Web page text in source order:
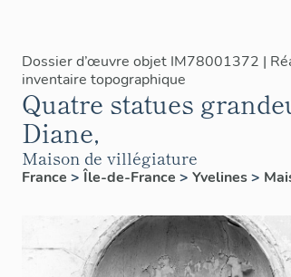
Dossier d’œuvre objet IM78001372 |
inventaire topographique
Quatre statues
Diane,
Maison de villégiature
France > Île-de-France > Yvelines>